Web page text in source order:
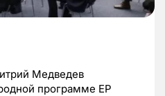
Медведев
программе ЕР